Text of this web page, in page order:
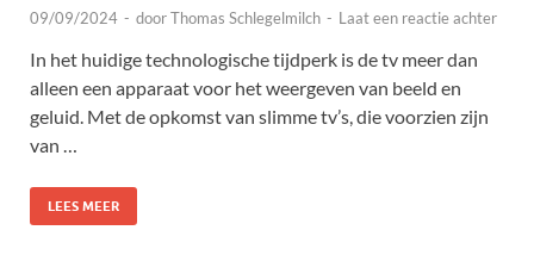
09/09/2024 - doorThomas Schlegelmilch - Laat een reactie achter
In het huidige technologische tijdperk is de tv meer dan
alleen een apparaat voor het weergeven van beeld en
geluid. Met de opkomst van slimme tv’s, die voorzien zijn
van …
LEES MEER